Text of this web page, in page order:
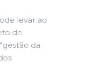
levar ao
de
da